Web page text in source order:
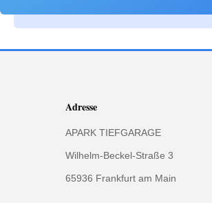
Adresse
APARK TIEFGARAGE
Wilhelm-Beckel-Straße 3
65936 Frankfurt am Main